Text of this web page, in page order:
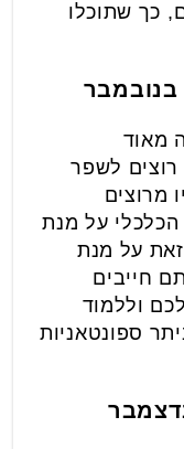
כך שתוכלו
מאוד
רוצים לשפר
מרוצים
על מנת
על מנת
חייבים
וללמוד
ספונטאניות